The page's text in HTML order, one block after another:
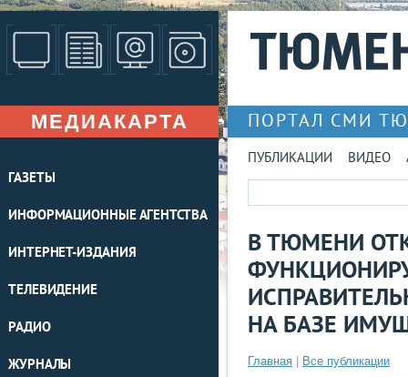
МЕДИАКАРТА
ГАЗЕТЫ
ИНФОРМАЦИОННЫЕ АГЕНТСТВА
ИНТЕРНЕТ-ИЗДАНИЯ
ТЕЛЕВИДЕНИЕ
РАДИО
ЖУРНАЛЫ
ПОРТАЛ СМИ
ПУБЛИКАЦИИ ВИДЕО
В ТЮМЕНИ
НА БАЗЕ
Главная Все публикации